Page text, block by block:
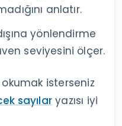
anlatır.
yönlendirme
seviyesini ölçer.
isterseniz
sayılaryazısı iyi